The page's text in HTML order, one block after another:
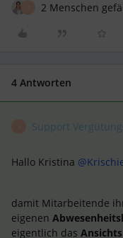
2 Menschen
4 Antworten
Support
Hallo Kristina
damit Mitarbeitende
eigenen
eigentlich das